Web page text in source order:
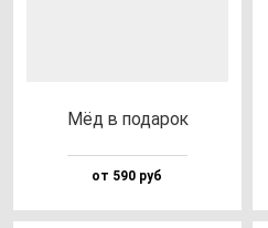
Мёд в по­да­рок
от 590 руб